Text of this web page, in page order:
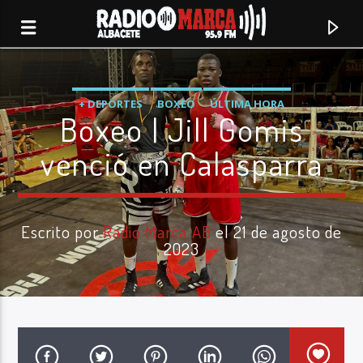
Radio Marca
Albacete
+ DEPORTES BOXEO ÚLTIMA HORA
Boxeo | Jill Gomis
venció en Calasparra
Escrito porRadio Marca AB el 21 de agosto de
2023